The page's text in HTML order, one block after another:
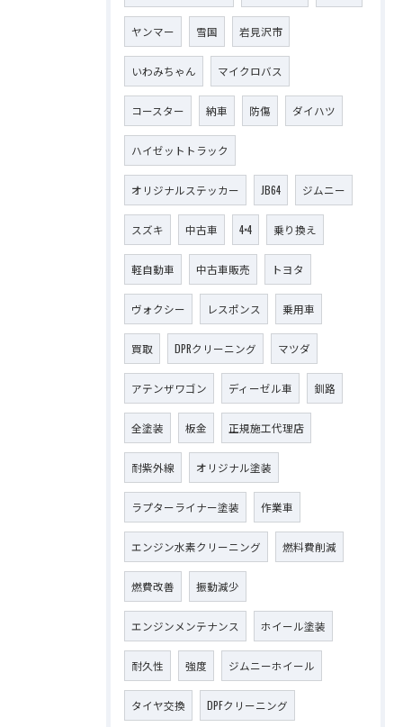
ヤンマー 雪国 岩見沢市
いわみちゃん マイクロバス
コースター 納車 防傷 ダイハツ
ハイゼットトラック
オリジナルステッカー JB64 ジムニー
スズキ 中古車 4×4 乗り換え
軽自動車 中古車販売 トヨタ
ヴォクシー レスポンス 乗用車
買取 DPRクリーニング マツダ
アテンザワゴン ディーゼル車 釧路
全塗装 板金 正規施工代理店
耐紫外線 オリジナル塗装
ラプターライナー塗装 作業車
エンジン水素クリーニング 燃料費削減
燃費改善 振動減少
エンジンメンテナンス ホイール塗装
耐久性 強度 ジムニーホイール
タイヤ交換 DPFクリーニング